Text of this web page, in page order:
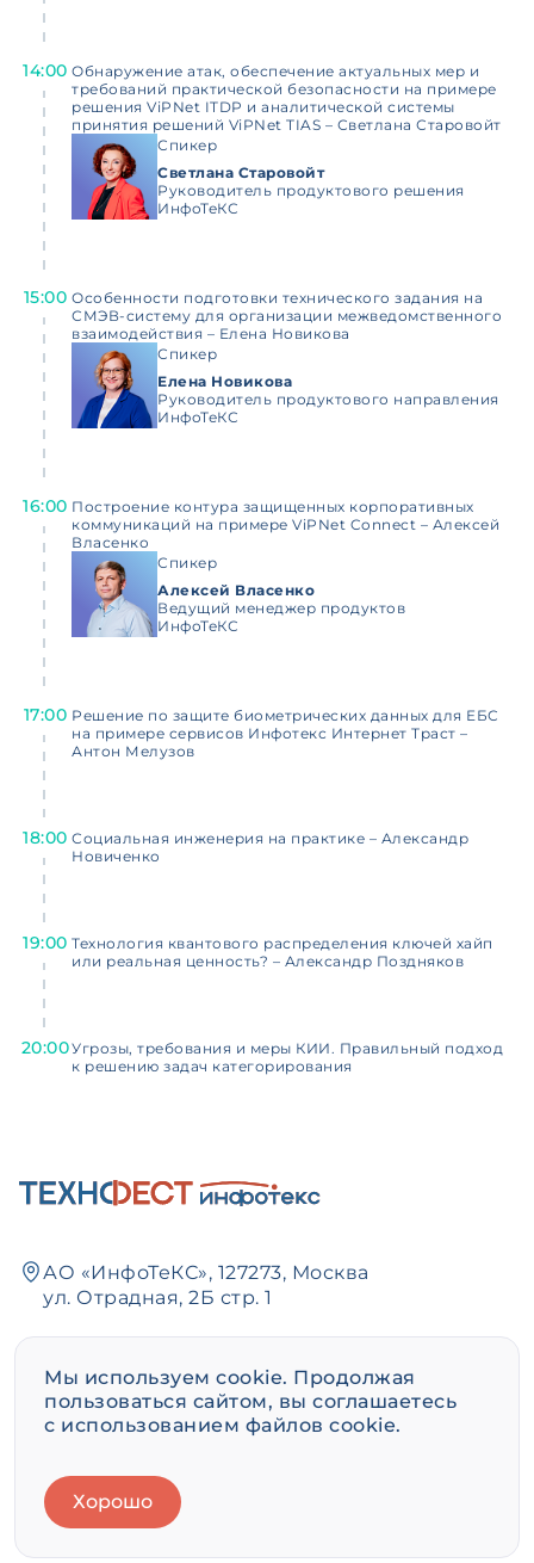
14:00 Обнаружение атак, обеспечение актуальных мер и
требований практической безопасности на примере
решения ViPNet ITDP и аналитической системы
принятия решений ViPNet TIAS – Светлана Старовойт
Спикер
Светлана Старовойт
Руководитель продуктового решения
ИнфоТеКС
15:00 Особенности подготовки технического задания на
СМЭВ-систему для организации межведомственного
взаимодействия – Елена Новикова
Спикер
Елена Новикова
Руководитель продуктового направления
ИнфоТеКС
16:00 Построение контура защищенных корпоративных
коммуникаций на примере ViPNet Connect – Алексей
Власенко
Спикер
Алексей Власенко
Ведущий менеджер продуктов
ИнфоТеКС
17:00 Решение по защите биометрических данных для ЕБС
на примере сервисов Инфотекс Интернет Траст –
Антон Мелузов
18:00 Социальная инженерия на практике – Александр
Новиченко
19:00 Технология квантового распределения ключей хайп
или реальная ценность? – Александр Поздняков
20:00Угрозы, требования и меры КИИ. Правильный подход
к решению задач категорирования
АО «ИнфоТеКС», 127273, Москва
ул. Отрадная, 2Б стр. 1
+7 495 737-72-78
www.infotecs.ru
Мы используем cookie. Продолжая
пользоваться сайтом, вы соглашаетесь
с использованием файлов cookie.
Хорошо